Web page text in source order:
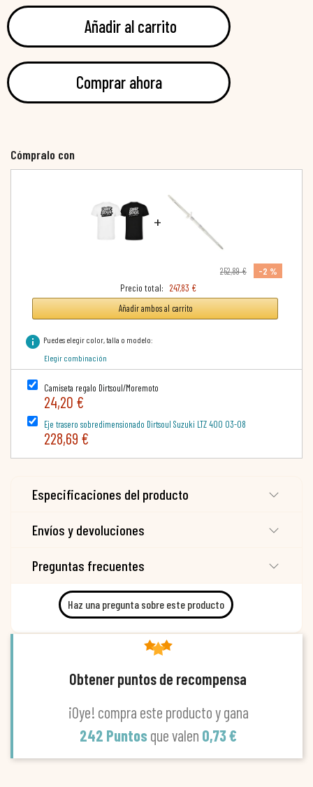
Añadir al carrito
Comprar ahora
Cómpralo con
+
252,89 €
-2 %
Precio total: 247,83 €
Añadir ambos al carrito
info Puedes elegir color, talla o modelo:
Elegir combinación
Camiseta regalo Dirtsoul/Moremoto
24,20 €
Eje trasero sobredimensionado Dirtsoul Suzuki LTZ 400 03-08
228,69 €
Especificaciones del producto
Envíos y devoluciones
Preguntas frecuentes
Haz una pregunta sobre este producto
Obtener puntos de recompensa
¡Oye! compra este producto y gana
242 Puntos que valen 0,73 €